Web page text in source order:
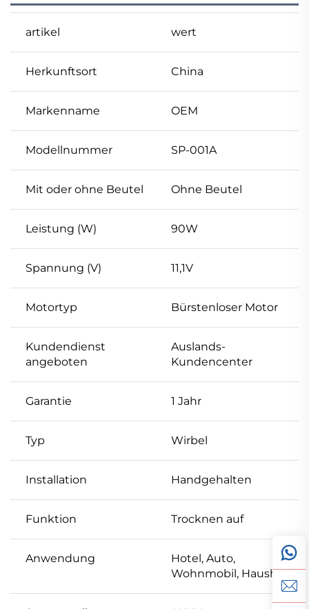
artikel wert
Herkunftsort China
Markenname OEM
Modellnummer SP-001A
Mit oder ohne Beutel Ohne Beutel
Leistung (W) 90W
Spannung (V) 11,1V
Motortyp Bürstenloser Motor
Kundendienst
angeboten
Auslands-
Kundencenter
Garantie 1 Jahr
Typ Wirbel
Installation Handgehalten
Funktion Trocknen auf
Anwendung
Hotel, Auto,
Wohnmobil, Haushalt